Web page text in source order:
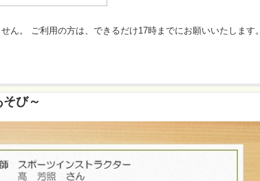
。 ご利用の方は、できるだけ17時までにお願いいたします。
び～